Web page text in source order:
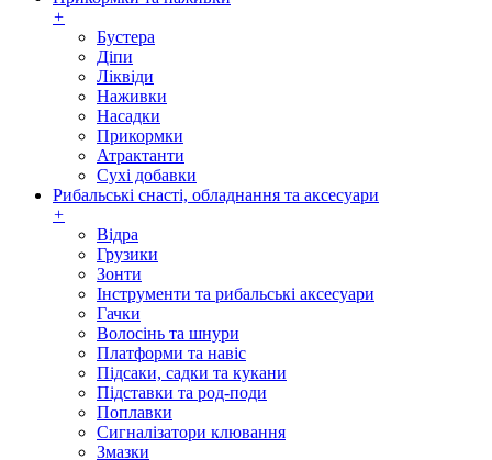
+
Бустера
Діпи
Ліквіди
Наживки
Насадки
Прикормки
Атрактанти
Сухі добавки
Рибальські снасті, обладнання та аксесуари
+
Відра
Грузики
Зонти
Інструменти та рибальські аксесуари
Гачки
Волосінь та шнури
Платформи та навіс
Підсаки, садки та кукани
Підставки та род-поди
Поплавки
Сигналізатори клювання
Змазки